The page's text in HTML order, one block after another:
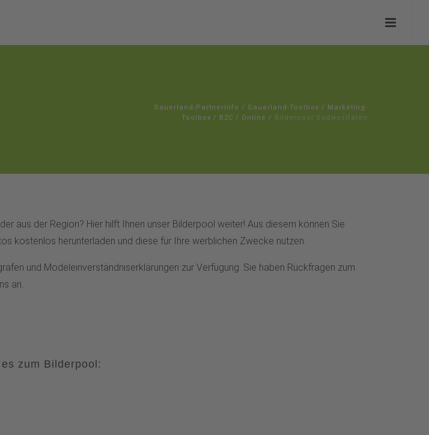
Sauerland-Partnerinfo / Sauerland-Toolbox / Marketing-
Toolbox / B2C / Online / Bilderpool Südwestfalen
aus der Region? Hier hilft Ihnen unser Bilderpool weiter! Aus diesem können Sie
kostenlos herunterladen und diese für Ihre werblichen Zwecke nutzen.
und Modeleinverständniserklärungen zur Verfügung. Sie haben Rückfragen zum
an.
zum Bilderpool: